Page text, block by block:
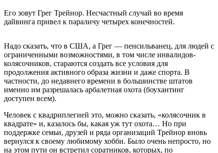
Его зовут Грег Трейнор. Несчастный случай во время
дайвинга привел к параличу четырех конечностей.
Надо сказать, что в США, а Грег — пенсильванец, для людей с
ограниченными возможностями, в том числе инвалидов-
колясочников, стараются создать все условия для
продолжения активного образа жизни и даже спорта. В
частности, до недавнего времени в большинстве штатов
именно им разрешалась арбалетная охота (боухантинг
доступен всем).
Человек с квадриплегией это, можно сказать, «колясочник в
квадрате» и, казалось бы, какая уж тут охота… Но при
поддержке семьи, друзей и ряда организаций Трейнор вновь
вернулся к своему любимому хобби. Было очень непросто, но
на этом пути он встретил соратников, которых, по